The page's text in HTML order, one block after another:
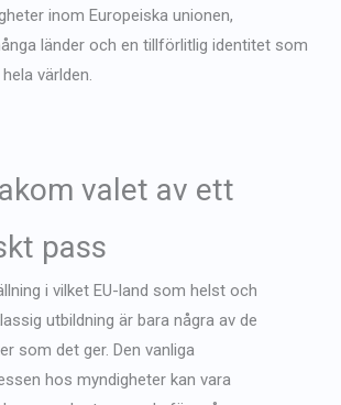
inom Europeiska unionen,
länder och en tillförlitlig identitet som
världen.
valet av ett
pass
i vilket EU-land som helst och
utbildning är bara några av de
som det ger. Den vanliga
hos myndigheter kan vara